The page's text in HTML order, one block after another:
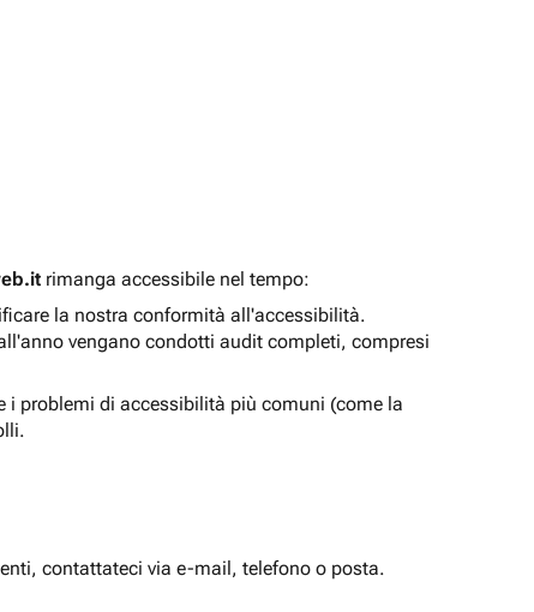
rimanga accessibile nel tempo:
la nostra conformità all'accessibilità.
vengano condotti audit completi, compresi
problemi di accessibilità più comuni (come la
contattateci via e-mail, telefono o posta.